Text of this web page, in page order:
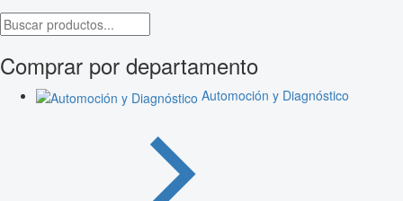
Comprar por departamento
Automoción y Diagnóstico